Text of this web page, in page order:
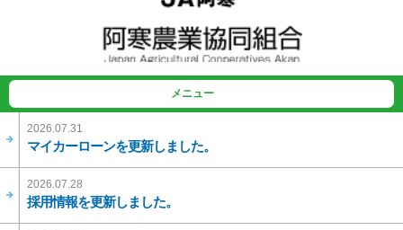
メニュー
2026.07.31
マイカーローンを更新しました。
2026.07.28
採用情報を更新しました。